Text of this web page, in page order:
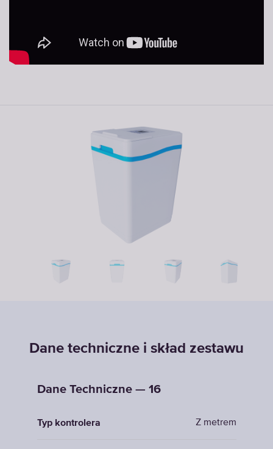
Dane techniczne i skład zestawu
Dane Techniczne — 16
Typ kontrolera Z metrem